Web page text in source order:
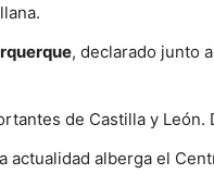
, declarado junto
de Castilla y
actualidad alberga el